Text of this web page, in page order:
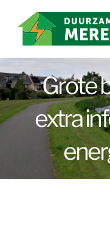
naar
inhoud
Grote
extra